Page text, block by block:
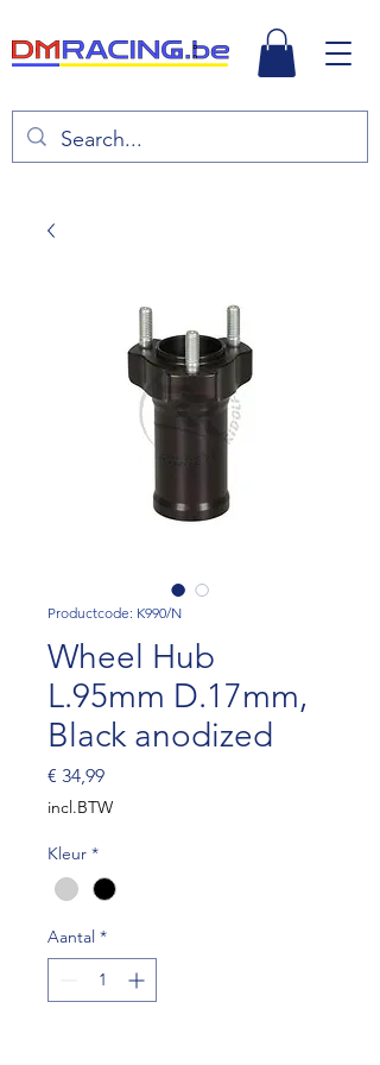
Productcode: K990/N
Wheel Hub
L.95mm D.17mm,
Black anodized
€ 34,99Prijs
incl.BTW
Kleur *
Aantal *